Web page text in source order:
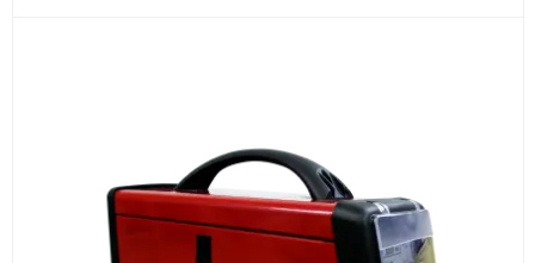
стоимость товара и ориентировочную стоимость